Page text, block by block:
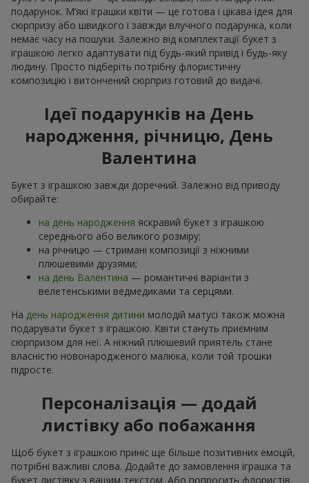
подарунок. М’які іграшки квіти — це готова і цікава ідея для
сюрпризу або швидкого і завжди влучного подарунка, коли
немає часу на пошуки. Залежно від комплектації букет з
іграшкою легко адаптувати під будь-який привід і будь-яку
людину. Просто підберіть потрібну флористичну
композицію і витончений сюрприз готовий до видачі.
Ідеї подарунків на День
народження, річницю, День
Валентина
Букет з іграшкою завжди доречний. Залежно від приводу
обирайте:
на день народження яскравий букет з іграшкою
середнього або великого розміру;
на річницю — стримані композиції з ніжними
плюшевими друзями;
на день Валентина — романтичні варіанти з
велетенськими ведмедиками та серцями.
На день народження дитини молодій матусі також можна
подарувати букет з іграшкою. Квіти стануть приємним
сюрпризом для неї. А ніжний плюшевий приятель стане
власністю новонародженого малюка, коли той трошки
підросте.
Персоналізація — додай
листівку або побажання
Щоб букет з іграшкою приніс ще більше позитивних емоцій,
потрібні важливі слова. Додайте до замовлення іграшка та
букет листівку з вашим текстом. Або попросить флористів